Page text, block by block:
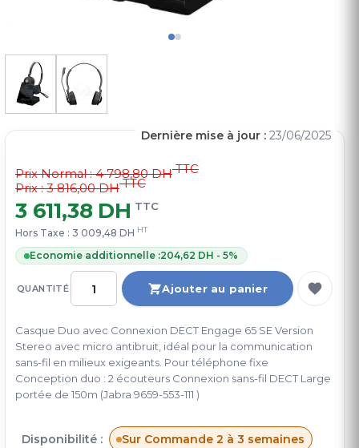
QUANTITÉ Ajouter au panier
Prix Normal :4 798,80 DHTTC
Prix : 3 816,00 DHTTC
3 611,38 DH TTC
Hors Taxe : 3 009,48 DH HT
Economie additionnelle :204,62 DH - 5%
Casque Duo avec Connexion DECT Engage 65 SE Version
Stereo avec micro antibruit, idéal pour la communication
sans-fil en milieux exigeants. Pour téléphone fixe
Conception duo : 2 écouteurs Connexion sans-fil DECT Large
portée de 150m (Jabra 9659-553-111 )
Disponibilité : Sur Commande 2 à 3 semaines
Dernière mise à jour : 23/06/2025